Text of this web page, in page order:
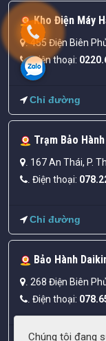
Kho Điện Máy
.455 Điện Biên
.Điện thoại:
Chỉ đường
Trạm Bảo
167 An Thái, P.
Điện thoại:
Chỉ đường
Bảo Hành
268 Điện Biên
Điện thoại:
Chúng tôi đang